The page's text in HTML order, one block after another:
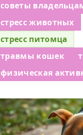
советы
стресс животных
стресс питомца
травмы кошек
физическая